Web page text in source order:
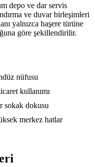
depo ve dar servis
ve duvar birleşimleri
yalnızca haşere türüne
göre şekillendirilir.
nüfusu
kullanımı
sokak dokusu
merkez hatlar